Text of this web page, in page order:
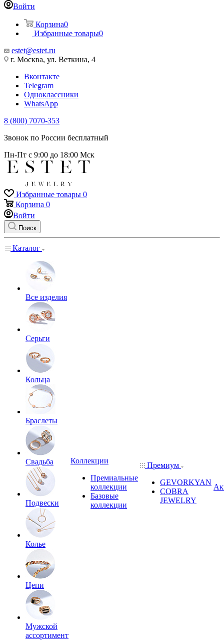
Войти
Корзина0
Избранные товары0
estet@estet.ru
г. Москва, ул. Веткина, 4
Вконтакте
Telegram
Одноклассники
WhatsApp
8 (800) 7070-353
Звонок по России бесплатный
Пн-Пт с 9:00 до 18:00 Мск
Избранные товары 0
Корзина 0
Войти
Поиск
Каталог
Все изделия
Серьги
Кольца
Браслеты
Свадьба
Подвески
Колье
Цепи
Мужской
ассортимент
Коллекции
Премиальные
коллекции
Базовые
коллекции
Премиум
GEVORKYAN
COBRA
JEWELRY